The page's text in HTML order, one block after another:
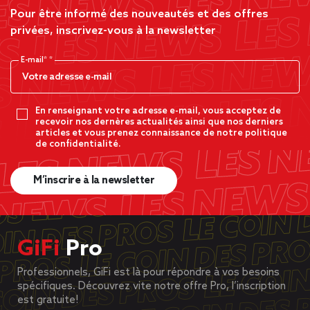
Pour être informé des nouveautés et des offres
privées, inscrivez-vous à la newsletter
E-mail*
En renseignant votre adresse e-mail, vous acceptez de
recevoir nos dernères actualités ainsi que nos derniers
articles et vous prenez connaissance de notre politique
de confidentialité.
M’inscrire à la newsletter
GiFiPro
Professionnels, GiFi est là pour répondre à vos besoins
spécifiques. Découvrez vite notre offre Pro, l’inscription
est gratuite!